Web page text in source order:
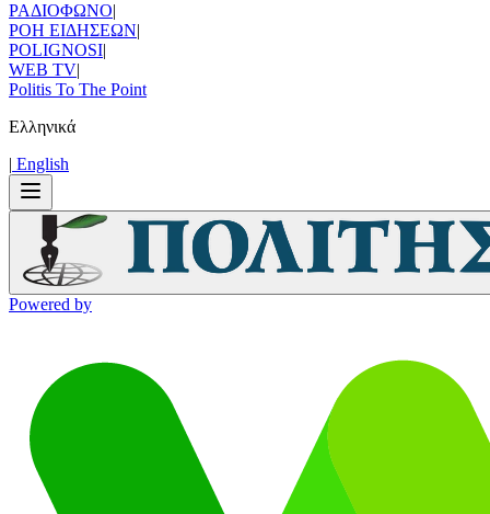
ΡΑΔΙΟΦΩΝΟ|
ΡΟΗ ΕΙΔΗΣΕΩΝ|
POLIGNOSI|
WEB TV|
Politis To The Point
Ελληνικά
| Εnglish
Powered by